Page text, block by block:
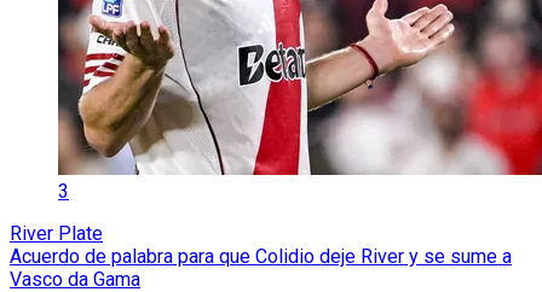
3
River Plate
Acuerdo de palabra para que Colidio deje River y se sume a
Vasco da Gama